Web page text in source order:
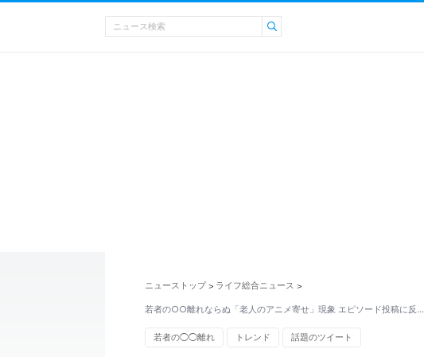
ニューストップ > ライフ総合ニュース >
若者の○○離れならぬ「老人のアニメ寄せ」現象 エピソード投稿に反…
若者の◯◯離れ トレンド 話題のツイート